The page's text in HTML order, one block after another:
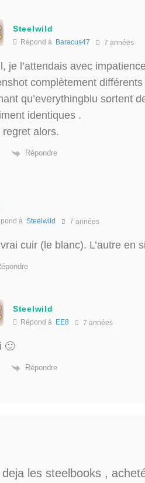
Steelwild
Répond à Baracus47 7 années
je l’attendais avec
complètement
qu’everythingblu sortent
identiques .
regret alors.
Répondre
à Steelwild 7 années
vrai cuir (le blanc). L’autre en
Steelwild
Répond à EE8 7 années
🙂
Répondre
les steelbooks ,